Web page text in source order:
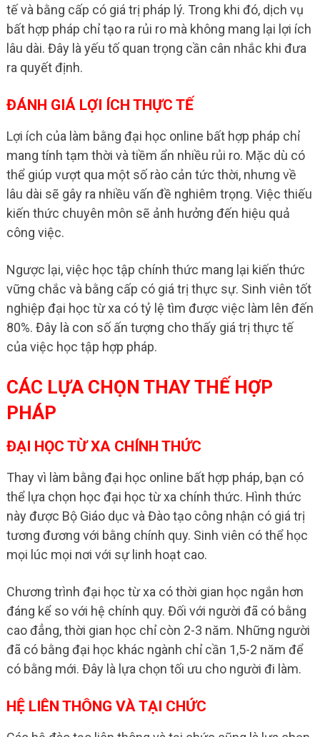
tế và bằng cấp có giá trị pháp lý. Trong khi đó, dịch vụ
bất hợp pháp chỉ tạo ra rủi ro mà không mang lại lợi ích
lâu dài. Đây là yếu tố quan trọng cần cân nhắc khi đưa
ra quyết định.
ĐÁNH GIÁ LỢI ÍCH THỰC TẾ
Lợi ích của làm bằng đại học online bất hợp pháp chỉ
mang tính tạm thời và tiềm ẩn nhiều rủi ro. Mặc dù có
thể giúp vượt qua một số rào cản tức thời, nhưng về
lâu dài sẽ gây ra nhiều vấn đề nghiêm trọng. Việc thiếu
kiến thức chuyên môn sẽ ảnh hưởng đến hiệu quả
công việc.
Ngược lại, việc học tập chính thức mang lại kiến thức
vững chắc và bằng cấp có giá trị thực sự. Sinh viên tốt
nghiệp đại học từ xa có tỷ lệ tìm được việc làm lên đến
80%. Đây là con số ấn tượng cho thấy giá trị thực tế
của việc học tập hợp pháp.
CÁC LỰA CHỌN THAY THẾ HỢP
PHÁP
ĐẠI HỌC TỪ XA CHÍNH THỨC
Thay vì làm bằng đại học online bất hợp pháp, bạn có
thể lựa chọn học đại học từ xa chính thức. Hình thức
này được Bộ Giáo dục và Đào tạo công nhận có giá trị
tương đương với bằng chính quy. Sinh viên có thể học
mọi lúc mọi nơi với sự linh hoạt cao.
Chương trình đại học từ xa có thời gian học ngắn hơn
đáng kể so với hệ chính quy. Đối với người đã có bằng
cao đẳng, thời gian học chỉ còn 2-3 năm. Những người
đã có bằng đại học khác ngành chỉ cần 1,5-2 năm để
có bằng mới. Đây là lựa chọn tối ưu cho người đi làm.
HỆ LIÊN THÔNG VÀ TẠI CHỨC